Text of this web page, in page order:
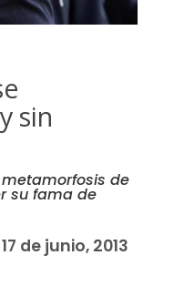
sin
de
su fama de
17 de junio, 2013